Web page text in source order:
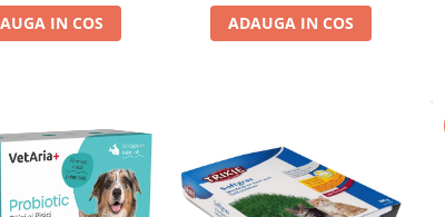
IN COS ADAUGA IN COS